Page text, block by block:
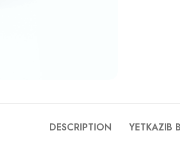
DESCRIPTION YETKAZIB